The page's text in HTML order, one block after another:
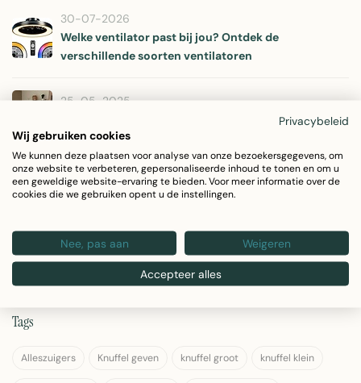
30-07-2026
Welke ventilator past bij jou? Ontdek de
verschillende soorten ventilatoren
25-05-2025
Sfeervolle Blikvanger: Het Rotan Windlicht
25-11-2024
Schootkussens / Laptrays: Stijlvol en Praktisch voor
Elk Moment
07-08-2024
Windgong: Een Harmonie van Geluid en Schoonheid
Tags
Alleszuigers Knuffel geven knuffel groot knuffel klein
Privacybeleid
Wij gebruiken cookies
We kunnen deze plaatsen voor analyse van onze bezoekersgegevens, om
onze website te verbeteren, gepersonaliseerde inhoud te tonen en om u
een geweldige website-ervaring te bieden. Voor meer informatie over de
cookies die we gebruiken opent u de instellingen.
Nee, pas aan Weigeren
Accepteer alles